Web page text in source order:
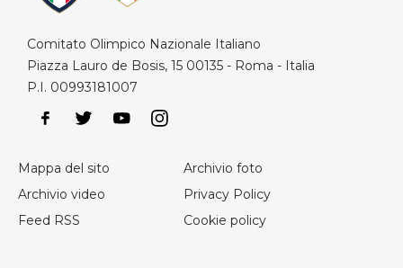
Comitato Olimpico Nazionale Italiano
Piazza Lauro de Bosis, 15 00135 - Roma - Italia
P.I. 00993181007
Mappa del sito
Archivio foto
Archivio video
Privacy Policy
Feed RSS
Cookie policy